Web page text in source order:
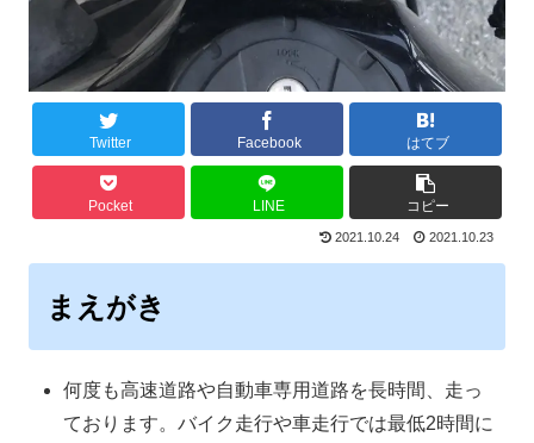
Twitter Facebook はてブ
Pocket LINE コピー
2021.10.24 2021.10.23
まえがき
何度も高速道路や自動車専用道路を長時間、走っ
ております。バイク走行や車走行では最低2時間に